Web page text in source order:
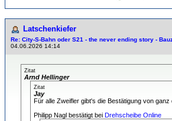
Latschenkiefer
Re: City-S-Bahn oder S21 - the never ending story -
04.06.2026 14:14
Zitat
Arnd Hellinger
Zitat
Jay
Für alle Zweifler gibt's die Bestätigung von ganz
Philipp Nagl bestätigt bei Drehscheibe Online